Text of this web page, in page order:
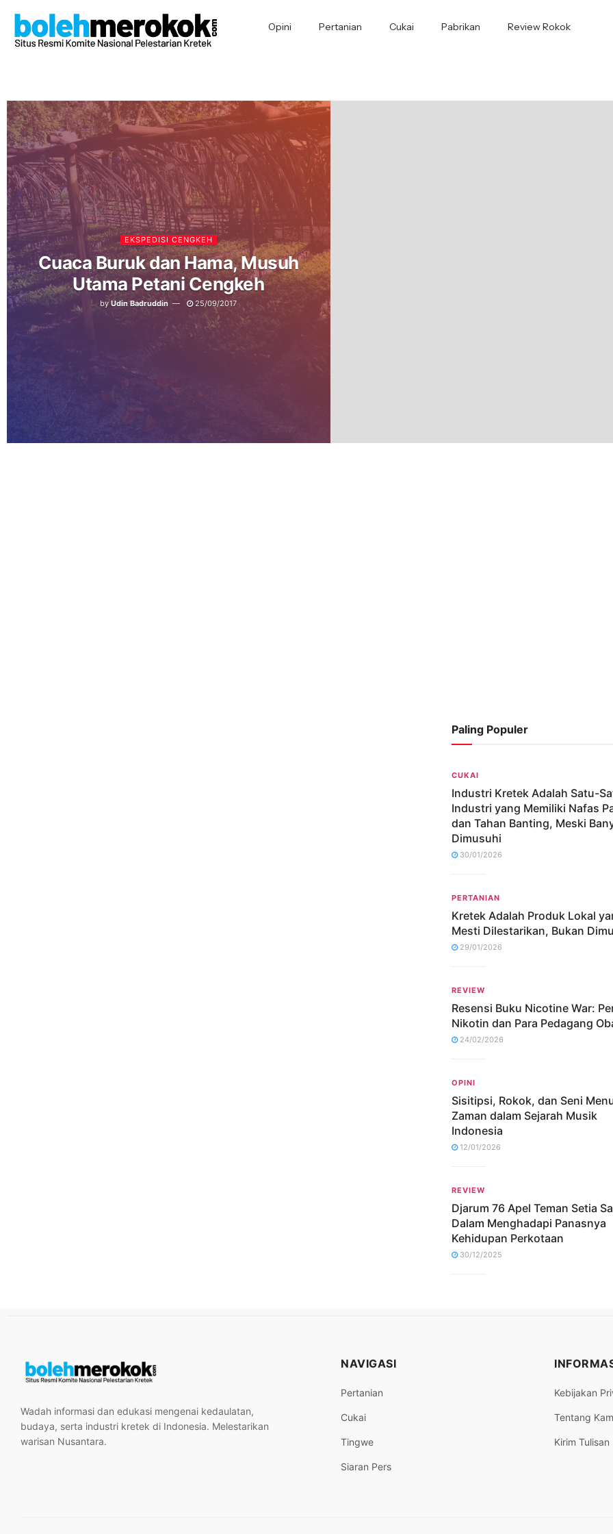
Opini Pertanian Cukai Pabrikan Review Rokok
EKSPEDISI CENGKEH
Cuaca Buruk dan Hama, Musuh
Utama Petani Cengkeh
by Udin Badruddin 25/09/2017
Paling Populer
CUKAI
Industri Kretek Adalah Satu-
Industri yang Memiliki Nafas
dan Tahan Banting, Meski
Dimusuhi
30/01/2026
PERTANIAN
Kretek Adalah Produk Lokal
Mesti Dilestarikan, Bukan
29/01/2026
REVIEW
Resensi Buku Nicotine War:
Nikotin dan Para Pedagang
24/02/2026
OPINI
Sisitipsi, Rokok, dan Seni
Zaman dalam Sejarah Musik
Indonesia
12/01/2026
REVIEW
Djarum 76 Apel Teman Setia
Dalam Menghadapi Panasnya
Kehidupan Perkotaan
30/12/2025
Wadah informasi dan edukasi mengenai kedaulatan,
budaya, serta industri kretek di Indonesia. Melestarikan
warisan Nusantara.
NAVIGASI
Pertanian
Cukai
Tingwe
Siaran Pers
Kebijakan
Tentang
Kirim Tulisan